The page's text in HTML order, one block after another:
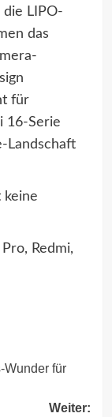
LIPO-
das
für
16-Serie
Landschaft
Redmi,
Wunder für
Weiter: